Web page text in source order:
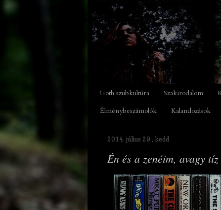
Goth szubkultúra Szakirodalom
Élménybeszámolók
Kalandozások
2014. július 29., kedd
Én és a zenéim, avagy